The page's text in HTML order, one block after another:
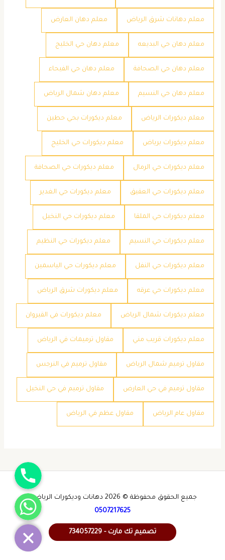
معلم دهانات شرق الرياض معلم دهان العارض
معلم دهان حي البديعه معلم دهان حي الخليج
معلم دهان حي الصحافة معلم دهان حي الفيحاء
معلم دهان حي النسيم معلم دهان شمال الرياض
معلم ديكورات الرياض معلم ديكورات بحي حطين
معلم ديكورات برياض معلم ديكورات حي الخليج
معلم ديكورات حي الرمال معلم ديكورات حي الصحافة
معلم ديكورات حي العقيق معلم ديكورات حي الغدير
معلم ديكورات حي الملقا معلم ديكورات حي النخيل
معلم ديكورات حي النسيم معلم ديكورات حي النظيم
معلم ديكورات حي النفل معلم ديكورات حي الياسمين
معلم ديكورات حي عرقه معلم ديكورات شرق الرياض
معلم ديكورات شمال الرياض معلم ديكورات في القيروان
معلم ديكورات قريب مني مقاول ترميمات في الرياض
مقاول ترميم شمال الرياض مقاول ترميم في النرجس
مقاول ترميم في حي العارض مقاول ترميم في حي النخيل
مقاول عام الرياض مقاول عظم في الرياض
جميع الحقوق محفوظة © 2026 دهانات وديكورات الرياض -
0507217625
تصميم تك مارت - 734057229
جوال
واتساب